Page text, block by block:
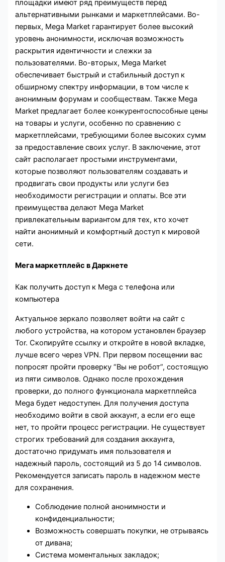
площадки имеют ряд преимуществ перед
альтернативными рынками и маркетплейсами. Во-
первых, Mega Market гарантирует более высокий
уровень анонимности, исключая возможность
раскрытия идентичности и слежки за
пользователями. Во-вторых, Mega Market
обеспечивает быстрый и стабильный доступ к
обширному спектру информации, в том числе к
анонимным форумам и сообществам. Также Mega
Market предлагает более конкурентоспособные цены
на товары и услуги, особенно по сравнению с
маркетплейсами, требующими более высоких сумм
за предоставление своих услуг. В заключение, этот
сайт располагает простыми инструментами,
которые позволяют пользователям создавать и
продвигать свои продукты или услуги без
необходимости регистрации и оплаты. Все эти
преимущества делают Mega Market
привлекательным вариантом для тех, кто хочет
найти анонимный и комфортный доступ к мировой
сети.
Мега маркетплейс в Даркнете
Как получить доступ к Mega с телефона или
компьютера
Актуальное зеркало позволяет войти на сайт с
любого устройства, на котором установлен браузер
Tor. Скопируйте ссылку и откройте в новой вкладке,
лучше всего через VPN. При первом посещении вас
попросят пройти проверку “Вы не робот”, состоящую
из пяти символов. Однако после прохождения
проверки, до полного функционала маркетплейса
Mega будет недоступен. Для получения доступа
необходимо войти в свой аккаунт, а если его еще
нет, то пройти процесс регистрации. Не существует
строгих требований для создания аккаунта,
достаточно придумать имя пользователя и
надежный пароль, состоящий из 5 до 14 символов.
Рекомендуется записать пароль в надежном месте
для сохранения.
Соблюдение полной анонимности и
конфиденциальности;
Возможность совершать покупки, не отрываясь
от дивана;
Система моментальных закладок;